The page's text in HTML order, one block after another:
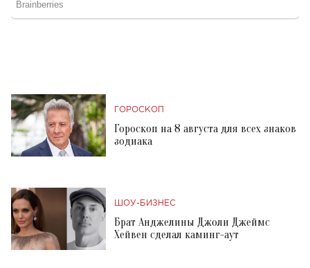
ГОРОСКОП
Гороскоп на 8 августа для всех знаков
зодиака
ШОУ-БИЗНЕС
Брат Анджелины Джоли Джеймс
Хейвен сделал каминг-аут